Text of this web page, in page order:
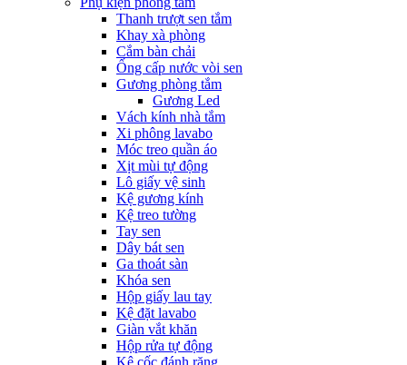
Thanh trượt sen tắm
Khay xà phòng
Cắm bàn chải
Ống cấp nước vòi sen
Gương phòng tắm
Gương Led
Vách kính nhà tắm
Xi phông lavabo
Móc treo quần áo
Xịt mùi tự động
Lô giấy vệ sinh
Kệ gương kính
Kệ treo tường
Tay sen
Dây bát sen
Ga thoát sàn
Khóa sen
Hộp giấy lau tay
Kệ đặt lavabo
Giàn vắt khăn
Hộp rửa tự động
Kệ cốc đánh răng